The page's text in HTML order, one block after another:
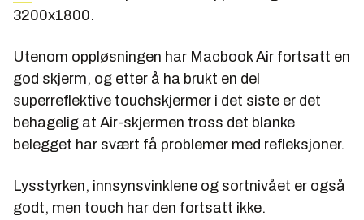
3200x1800.
Utenom oppløsningen har Macbook Air fortsatt en
god skjerm, og etter å ha brukt en del
superreflektive touchskjermer i det siste er det
behagelig at Air-skjermen tross det blanke
belegget har svært få problemer med refleksjoner.
Lysstyrken, innsynsvinklene og sortnivået er også
godt, men touch har den fortsatt ikke.